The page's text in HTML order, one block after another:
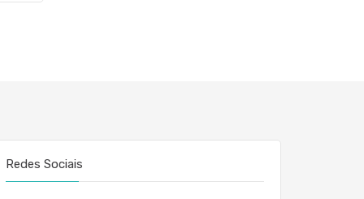
Redes Sociais